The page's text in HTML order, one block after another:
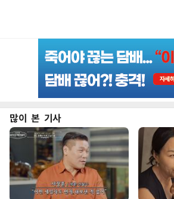
많이 본 기사